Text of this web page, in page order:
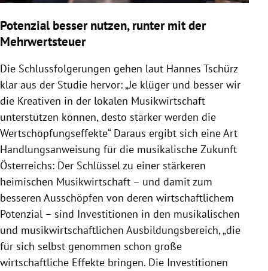
Potenzial besser nutzen, runter mit der
Mehrwertsteuer
Die Schlussfolgerungen gehen laut Hannes Tschürz
klar aus der Studie hervor: „Je klüger und besser wir
die Kreativen in der lokalen Musikwirtschaft
unterstützen können, desto stärker werden die
Wertschöpfungseffekte“ Daraus ergibt sich eine Art
Handlungsanweisung für die musikalische Zukunft
Österreichs: Der Schlüssel zu einer stärkeren
heimischen Musikwirtschaft – und damit zum
besseren Ausschöpfen von deren wirtschaftlichem
Potenzial – sind Investitionen in den musikalischen
und musikwirtschaftlichen Ausbildungsbereich, „die
für sich selbst genommen schon große
wirtschaftliche Effekte bringen. Die Investitionen